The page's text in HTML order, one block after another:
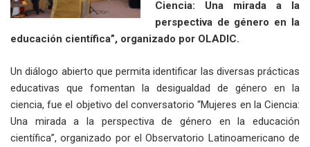
Ciencia: Una mirada a la
perspectiva de género en la
educación científica”, organizado por OLADIC.
Un diálogo abierto que permita identificar las diversas prácticas
educativas que fomentan la desigualdad de género en la
ciencia, fue el objetivo del conversatorio “Mujeres en la Ciencia:
Una mirada a la perspectiva de género en la educación
científica”, organizado por el Observatorio Latinoamericano de